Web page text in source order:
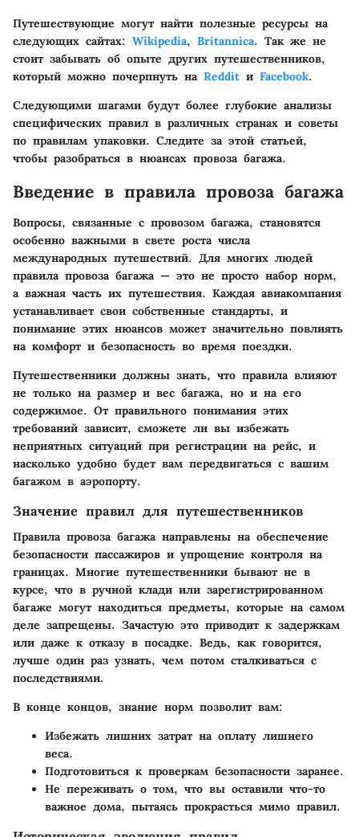
Путешествующие могут найти полезные ресурсы на
следующих сайтах: Wikipedia, Britannica. Так же не
стоит забывать об опыте других путешественников,
который можно почерпнуть на Reddit и Facebook.
Следующими шагами будут более глубокие анализы
специфических правил в различных странах и советы
по правилам упаковки. Следите за этой статьей,
чтобы разобраться в нюансах провоза багажа.
Введение в правила провоза багажа
Вопросы, связанные с провозом багажа, становятся
особенно важными в свете роста числа
международных путешествий. Для многих людей
правила провоза багажа — это не просто набор норм,
а важная часть их путешествия. Каждая авиакомпания
устанавливает свои собственные стандарты, и
понимание этих нюансов может значительно повлиять
на комфорт и безопасность во время поездки.
Путешественники должны знать, что правила влияют
не только на размер и вес багажа, но и на его
содержимое. От правильного понимания этих
требований зависит, сможете ли вы избежать
неприятных ситуаций при регистрации на рейс, и
насколько удобно будет вам передвигаться с вашим
багажом в аэропорту.
Значение правил для путешественников
Правила провоза багажа направлены на обеспечение
безопасности пассажиров и упрощение контроля на
границах. Многие путешественники бывают не в
курсе, что в ручной клади или зарегистрированном
багаже могут находиться предметы, которые на самом
деле запрещены. Зачастую это приводит к задержкам
или даже к отказу в посадке. Ведь, как говорится,
лучше один раз узнать, чем потом сталкиваться с
последствиями.
В конце концов, знание норм позволит вам:
Избежать лишних затрат на оплату лишнего
веса.
Подготовиться к проверкам безопасности заранее.
Не переживать о том, что вы оставили что-то
важное дома, пытаясь прокрасться мимо правил.